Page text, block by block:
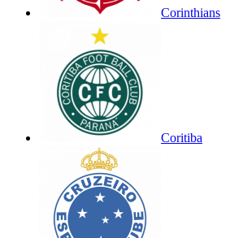
Corinthians
Coritiba